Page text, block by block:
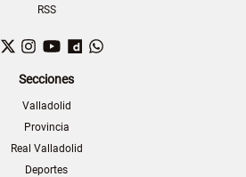
RSS
Facebook
TwitterInstagram
YouTubeDailymotion
Secciones
Valladolid
Provincia
Real Valladolid
Deportes